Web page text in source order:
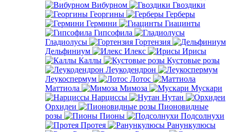
Вибурном
Гвоздики
Георгины
Герберы
Гермини
Гиацинты
Гипсофила
Гладиолусы
Гортензия
Дельфиниум
Илекс
Ирисы
Каллы
Кустовые розы
Леукодендрон
Леукоспермум
Лотос
Маттиола
Мимоза
Мускари
Нарциссы
Нутан
Орхидеи
Пионовидные
розы
Пионы
Подсолнухи
Протея
Ранункулюсы